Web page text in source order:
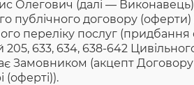
(далі — Виконавець)
публічного договору
переліку послуг (придбання
205, 633, 634, 638-642
Замовником (акцепт
(оферті)).